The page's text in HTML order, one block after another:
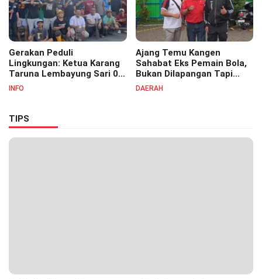
Gerakan Peduli
Lingkungan: Ketua Karang
Taruna Lembayung Sari 09
Irvan Permana Ajak
INFO
Ajang Temu Kangen
Sahabat Eks Pemain Bola,
Bukan Dilapangan Tapi
Ditongkrongan
DAERAH
TIPS